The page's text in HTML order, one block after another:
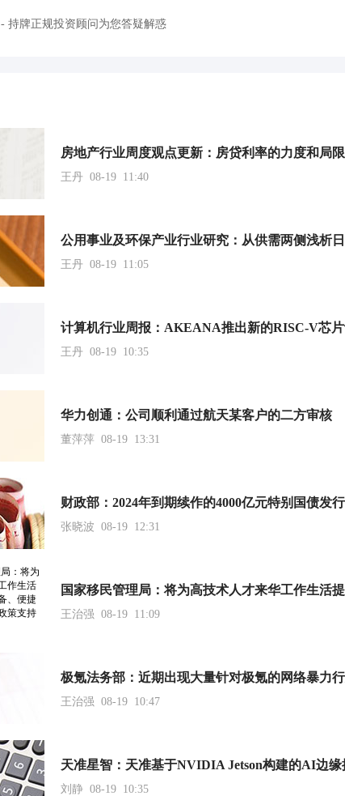
- 持牌正规投资顾问为您答疑解惑
房地产行业周度观点更新：房贷利率的力度和局限
王丹 08-19 11:40
王丹 08-19 11:05
王丹 08-19 10:35
华力创通：公司顺利通过航天某客户的二方审核
董萍萍 08-19 13:31
张晓波 08-19 12:31
王治强 08-19 11:09
王治强 08-19 10:47
刘静 08-19 10:35